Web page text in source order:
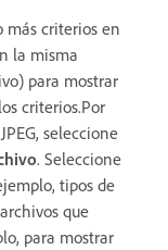
más criterios en
la misma
para mostrar
criterios.Por
seleccione
. Seleccione
tipos de
que
para mostrar